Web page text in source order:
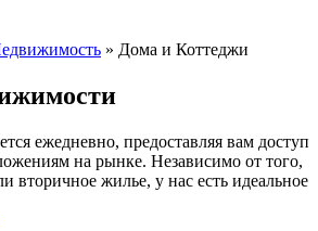
» Дома и Коттеджи
ежедневно, предоставляя вам доступ
на рынке. Независимо от того,
вторичное жилье, у нас есть идеальное